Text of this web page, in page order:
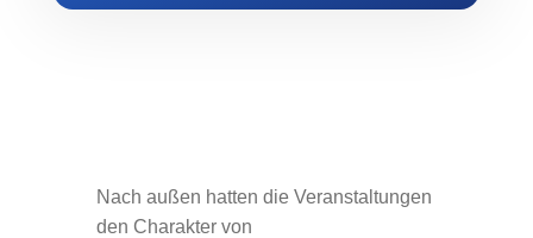
Nach außen hatten die Veranstaltungen
den Charakter von